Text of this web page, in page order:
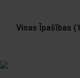
Visas Īpašības